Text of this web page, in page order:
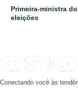
Primeira-ministra
eleições
Conectando você às